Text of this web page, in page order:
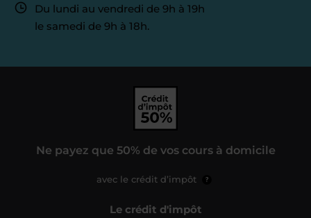
Du lundi au vendredi de 9h à 19h
le samedi de 9h à 18h.
Ne payez que 50% de vos cours à domicile
avec le crédit d’impôt ?
Le crédit d'impôt